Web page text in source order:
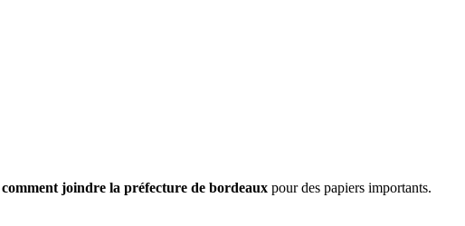
comment joindre la préfecture de bordeaux pour des papiers importants.